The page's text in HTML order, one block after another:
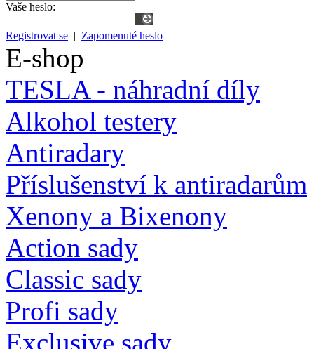
Vaše heslo:
Registrovat se | Zapomenuté heslo
E-shop
TESLA - náhradní díly
Alkohol testery
Antiradary
Příslušenství k antiradarům
Xenony a Bixenony
Action sady
Classic sady
Profi sady
Exclusive sady